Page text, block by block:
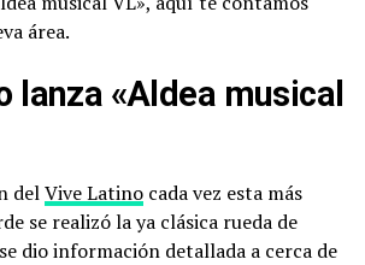
área.
lanza «Aldea musical
delVive Latino cada vez esta más
se realizó la ya clásica rueda de
dio información detallada a cerca de